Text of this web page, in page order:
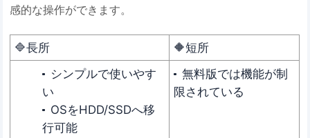
感的な操作ができます。
🔷長所
🔶短所
シンプルで使いやす
い
OSをHDD/SSDへ移
行可能
無料版では機能が制
限されている